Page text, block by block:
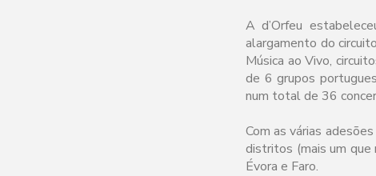
A d’Orfeu
alargamento do
Música ao Vivo,
de 6 grupos
num total de 36
Com as várias
distritos (mais um que
Évora e Faro.